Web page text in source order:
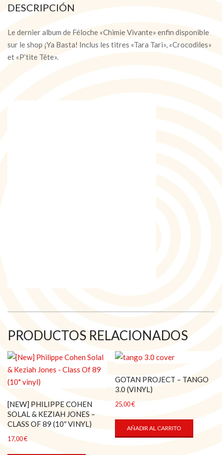
DESCRIPCIÓN
Le dernier album de Féloche «Chimie Vivante» enfin disponible
sur le shop ¡Ya Basta! Inclus les titres «Tara Tari», «Crocodiles»
et «P’tite Tête».
PRODUCTOS RELACIONADOS
[NEW] PHILIPPE COHEN
SOLAL & KEZIAH JONES –
CLASS OF 89 (10″ VINYL)
17,00€
GOTAN PROJECT – TANGO
3.0 (VINYL)
25,00€
AÑADIR AL CARRITO